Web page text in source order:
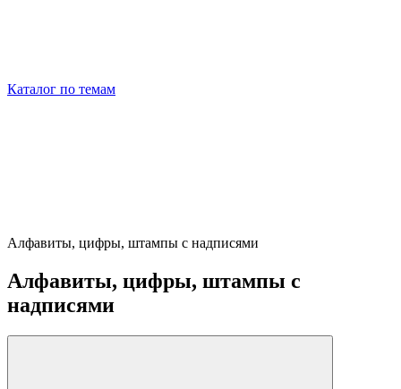
Каталог по темам
Алфавиты, цифры, штампы с надписями
Алфавиты, цифры, штампы с
надписями